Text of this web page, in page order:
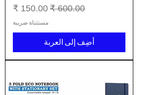
سعر عاديسعر البيع
مستثناة ضريبة
أضِف إلى العربة